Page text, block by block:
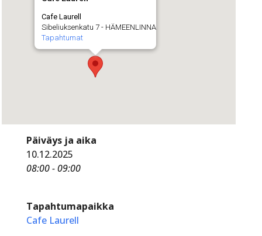
Cafe Laurell
Sibeliuksenkatu 7 - HÄMEENLINNA
Tapahtumat
Päiväys ja aika
10.12.2025
08:00 - 09:00
Tapahtumapaikka
Cafe Laurell